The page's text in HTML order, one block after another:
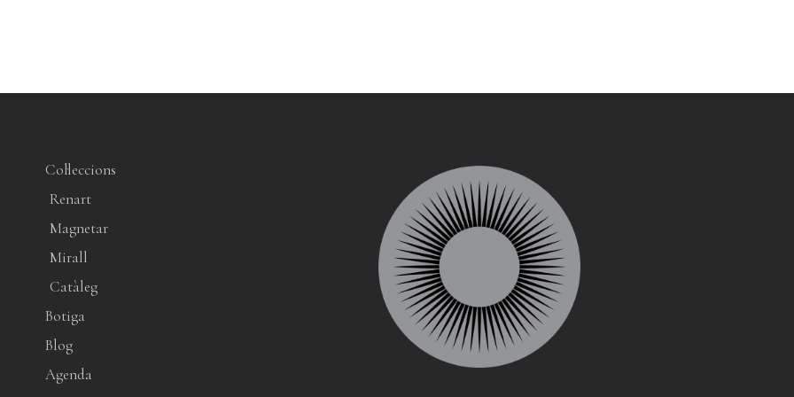
Col·leccions
Renart
Magnetar
Mirall
Catàleg
Botiga
Blog
Agenda